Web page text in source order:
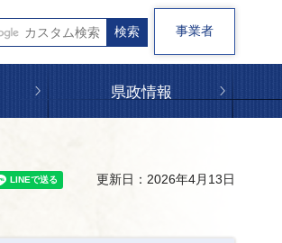
事業者
県政情報
更新日：2026年4月13日